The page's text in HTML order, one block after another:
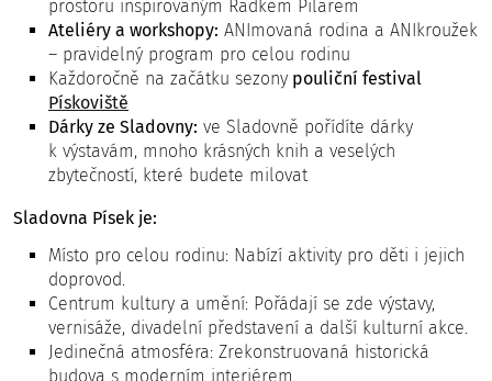
prostoru inspirovaným Radkem Pilařem
Ateliéry a workshopy: ANImovaná rodina a ANIkroužek
– pravidelný program pro celou rodinu
Každoročně na začátku sezony pouliční festival
Pískoviště
Dárky ze Sladovny: ve Sladovně pořídíte dárky
k výstavám, mnoho krásných knih a veselých
zbytečností, které budete milovat
Sladovna Písek je:
Místo pro celou rodinu: Nabízí aktivity pro děti i jejich
doprovod.
Centrum kultury a umění: Pořádají se zde výstavy,
vernisáže, divadelní představení a další kulturní akce.
Jedinečná atmosféra: Zrekonstruovaná historická
budova s moderním interiérem.